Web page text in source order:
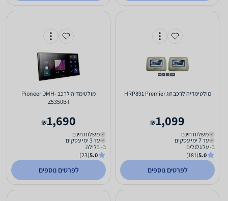
מולטימדיה לרכב זוג HRP891 Premier
1,099
₪
משלוח חינם
עד 7 ימי עסקים
ב- על גלגלים
5.0
(181)
לפרטים נוספים
מולטימדיה לרכב Pioneer DMH-
Z5350BT
1,690
₪
משלוח חינם
עד 3 ימי עסקים
ב- בלילה
5.0
(23)
לפרטים נוספים